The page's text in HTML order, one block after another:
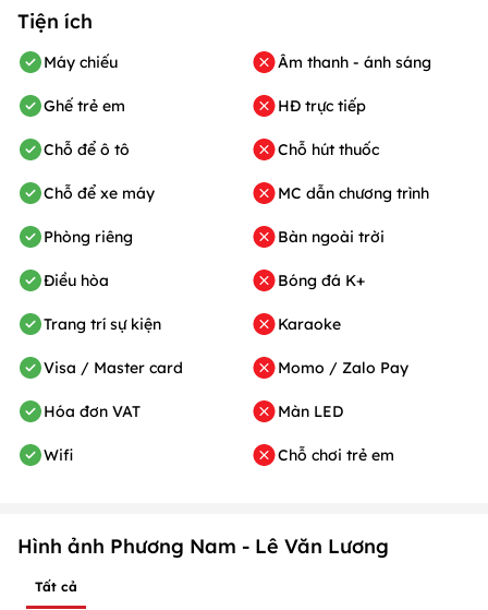
Tiện ích
Máy chiếu
Ghế trẻ em
Chỗ để ô tô
Chỗ để xe máy
Phòng riêng
Điều hòa
Trang trí sự kiện
Visa / Master card
Hóa đơn VAT
Wifi
Âm thanh - ánh sáng
HĐ trực tiếp
Chỗ hút thuốc
MC dẫn chương trình
Bàn ngoài trời
Bóng đá K+
Karaoke
Momo / Zalo Pay
Màn LED
Chỗ chơi trẻ em
Hình ảnh Phương Nam - Lê Văn Lương
Tất cả